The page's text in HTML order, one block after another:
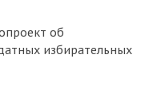
об
избирательных